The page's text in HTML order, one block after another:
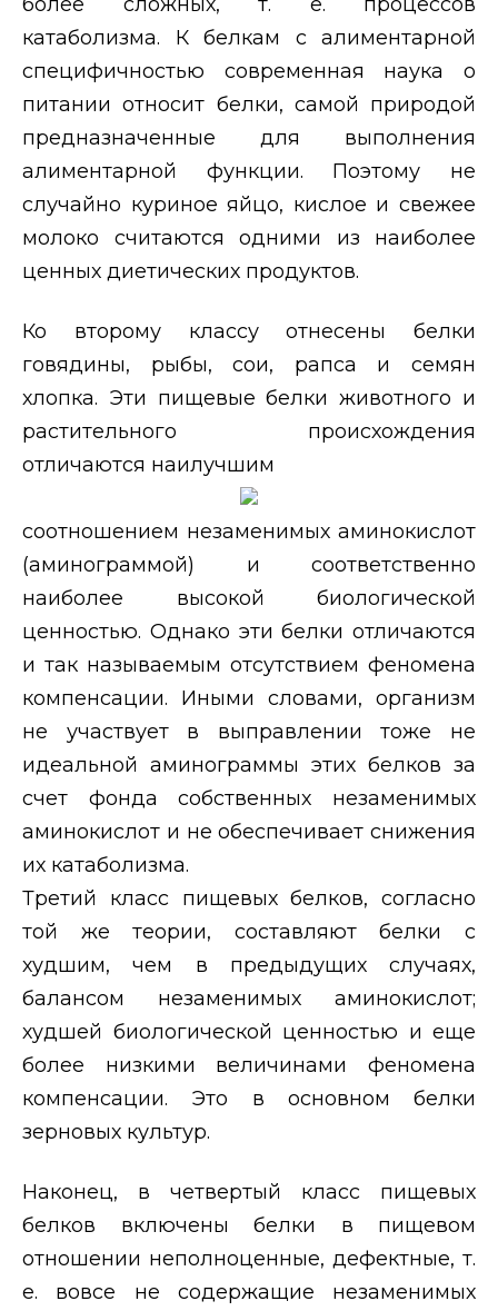
катаболизма. К белкам с алиментарной
специфичностью современная наука о
питании относит белки, самой природой
предназначенные для выполнения
алиментарной функции. Поэтому не
случайно куриное яйцо, кислое и свежее
молоко считаются одними из наиболее
ценных диетических продуктов.
Ко второму классу отнесены белки
говядины, рыбы, сои, рапса и семян
хлопка. Эти пищевые белки животного и
растительного происхождения
отличаются наилучшим
соотношением незаменимых аминокислот
(аминограммой) и соответственно
наиболее высокой биологической
ценностью. Однако эти белки отличаются
и так называемым отсутствием феномена
компенсации. Иными словами, организм
не участвует в выправлении тоже не
идеальной аминограммы этих белков за
счет фонда собственных незаменимых
аминокислот и не обеспечивает снижения
их катаболизма.
Третий класс пищевых белков, согласно
той же теории, составляют белки с
худшим, чем в предыдущих случаях,
балансом незаменимых аминокислот;
худшей биологической ценностью и еще
более низкими величинами феномена
компенсации. Это в основном белки
зерновых культур.
Наконец, в четвертый класс пищевых
белков включены белки в пищевом
отношении неполноценные, дефектные, т.
е. вовсе не содержащие незаменимых